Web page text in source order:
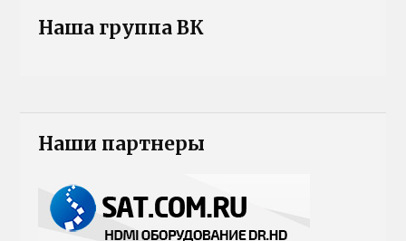
Наша группа ВК
Наши партнеры